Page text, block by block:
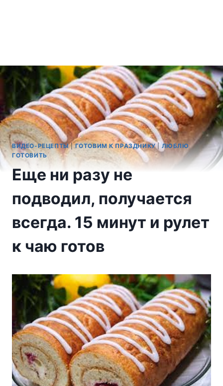
ВИДЕО-РЕЦЕПТЫ|ГОТОВИМ К ПРАЗДНИКУ| ЛЮБЛЮ
ГОТОВИТЬ
Еще ни разу не
подводил, получается
всегда. 15 минут и рулет
к чаю готов